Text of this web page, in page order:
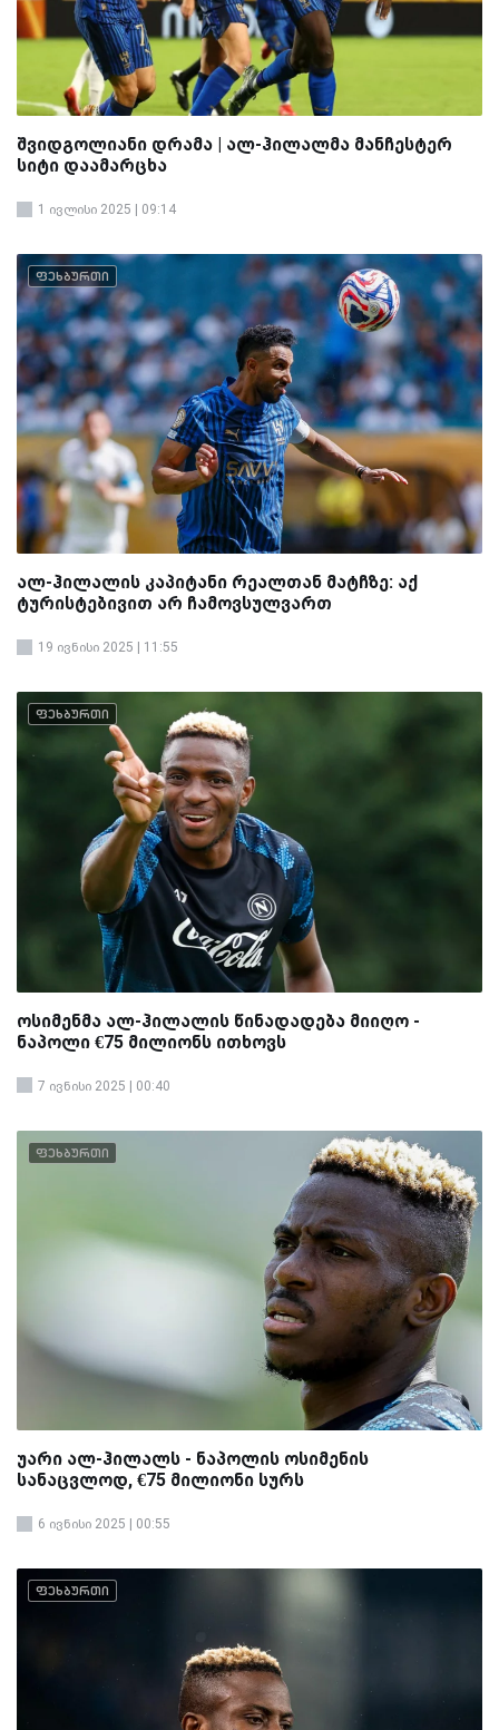
შვიდგოლიანი დრამა | ალ-ჰილალმა მანჩესტერ
სიტი დაამარცხა
1 ივლისი 2025 | 09:14
ფეხბურთი
ალ-ჰილალის კაპიტანი რეალთან მატჩზე: აქ
ტურისტებივით არ ჩამოვსულვართ
19 ივნისი 2025 | 11:55
ფეხბურთი
ოსიმენმა ალ-ჰილალის წინადადება მიიღო -
ნაპოლი €75 მილიონს ითხოვს
7 ივნისი 2025 | 00:40
ფეხბურთი
უარი ალ-ჰილალს - ნაპოლის ოსიმენის
სანაცვლოდ, €75 მილიონი სურს
6 ივნისი 2025 | 00:55
ფეხბურთი